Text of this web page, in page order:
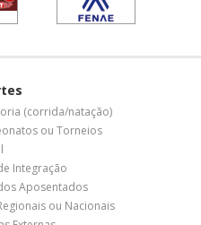
(corrida/natação)
ou Torneios
Integração
Aposentados
ou Nacionais